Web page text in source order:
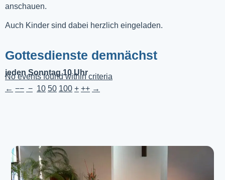
anschauen.
Auch Kinder sind dabei herzlich eingeladen.
Gottesdienste demnächst
jeden Sonntag 10 Uhr
No events found within criteria
← −− − 10 50 100 + ++ →